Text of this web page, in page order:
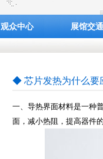
观众中心 展馆交通
◆ 芯片发热为什么要
一、导热界面材料是一种
面，减小热阻，提高器件